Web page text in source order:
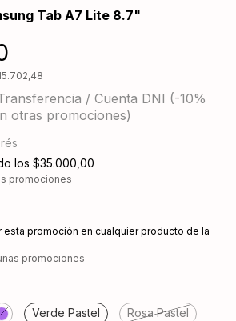
Tab A7 Lite 8.7"
/ Cuenta DNI (-10%
otras promociones)
los $35.000,00
promociones
esta promoción en cualquier producto de la
promociones
Verde Pastel Rosa Pastel